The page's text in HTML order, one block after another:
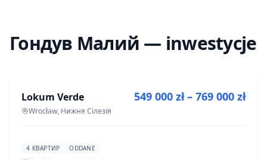
Гондув Малий — inwestycje
ІНВЕСТИЦІЯ
Lokum Verde
Wrocław, Нижня Сілезія
549 000 zł – 769 000 zł
4 КВАРТИР ODDANE